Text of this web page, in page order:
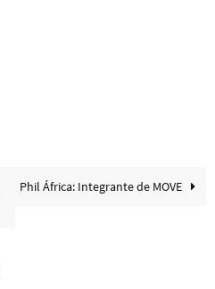
Phil África: Integrante de MOVE